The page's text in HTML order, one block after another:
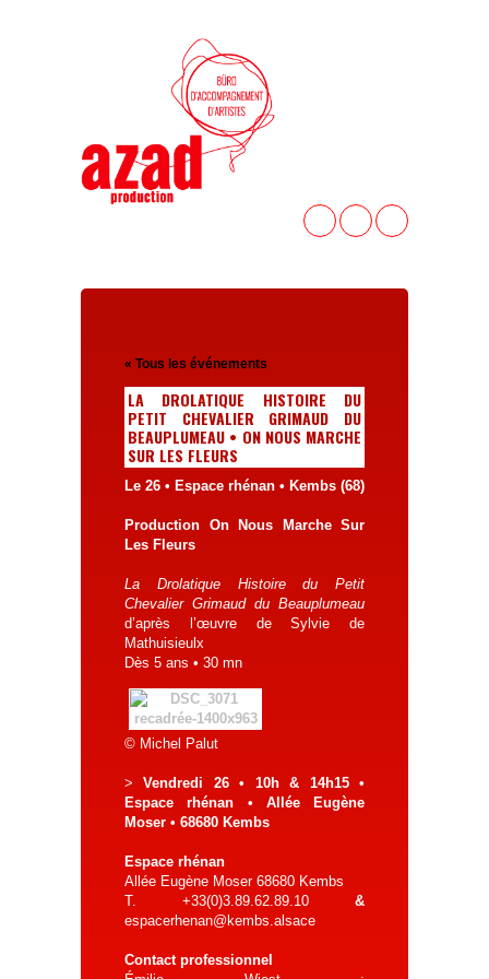
« Tous les événements
LA DROLATIQUE HISTOIRE DU
PETIT CHEVALIER GRIMAUD DU
BEAUPLUMEAU • ON NOUS MARCHE
SUR LES FLEURS
Le 26 • Espace rhénan • Kembs (68)
Production On Nous Marche Sur
Les Fleurs
La Drolatique Histoire du Petit
Chevalier Grimaud du Beauplumeau
d’après l’œuvre de Sylvie de
Mathuisieulx
Dès 5 ans • 30 mn
© Michel Palut
>Vendredi 26 • 10h & 14h15 •
Espace rhénan • Allée Eugène
Moser • 68680 Kembs
Espace rhénan
Allée Eugène Moser 68680 Kembs
T. +33(0)3.89.62.89.10 &
espacerhenan@kembs.alsace
Contact professionnel